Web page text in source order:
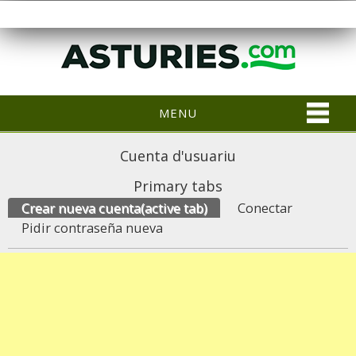
MENU
Cuenta d'usuariu
Primary tabs
Crear nueva cuenta(active tab)
Conectar
Pidir contraseña nueva